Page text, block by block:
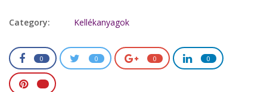
Category: Kellékanyagok
0 0 0 0